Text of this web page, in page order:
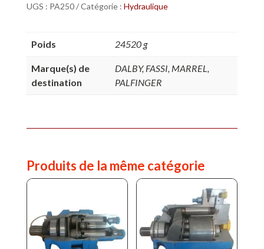
DOUBLE
DEBIT
2X50CC
UGS : PA250 Catégorie : Hydraulique
Poids 24520 g
Marque(s) de
destination
DALBY, FASSI, MARREL,
PALFINGER
Produits de la même catégorie